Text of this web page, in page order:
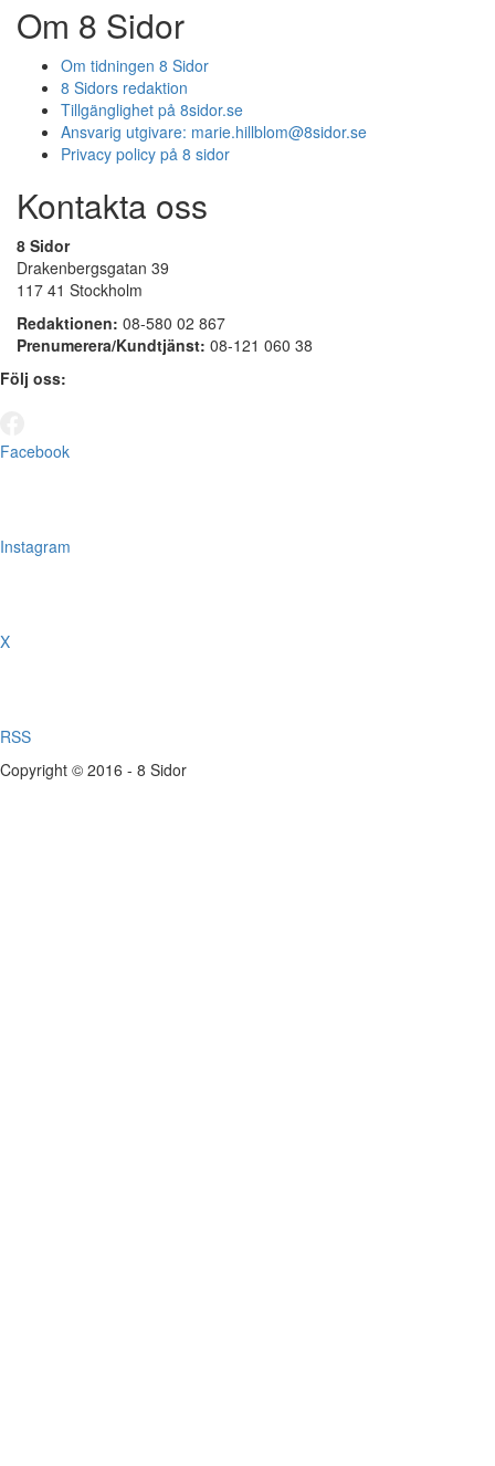
Om 8 Sidor
Om tidningen 8 Sidor
8 Sidors redaktion
Tillgänglighet på 8sidor.se
Ansvarig utgivare: marie.hillblom@8sidor.se
Privacy policy på 8 sidor
Kontakta oss
8 Sidor
Drakenbergsgatan 39
117 41 Stockholm
Redaktionen: 08-580 02 867
Prenumerera/Kundtjänst: 08-121 060 38
Följ oss:
Facebook
Instagram
X
RSS
Copyright © 2016 - 8 Sidor